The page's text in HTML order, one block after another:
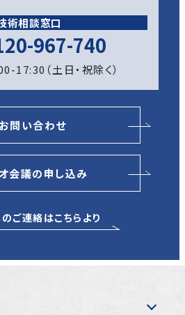
術相談窓口
967-740
17:30（土日・祝除く）
お問い合わせ
会議の申し込み
ご連絡はこちらより